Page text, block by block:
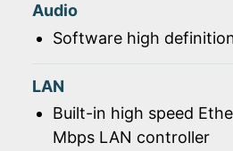
Audio
Software high
LAN
Built-in high speed
Mbps LAN controller